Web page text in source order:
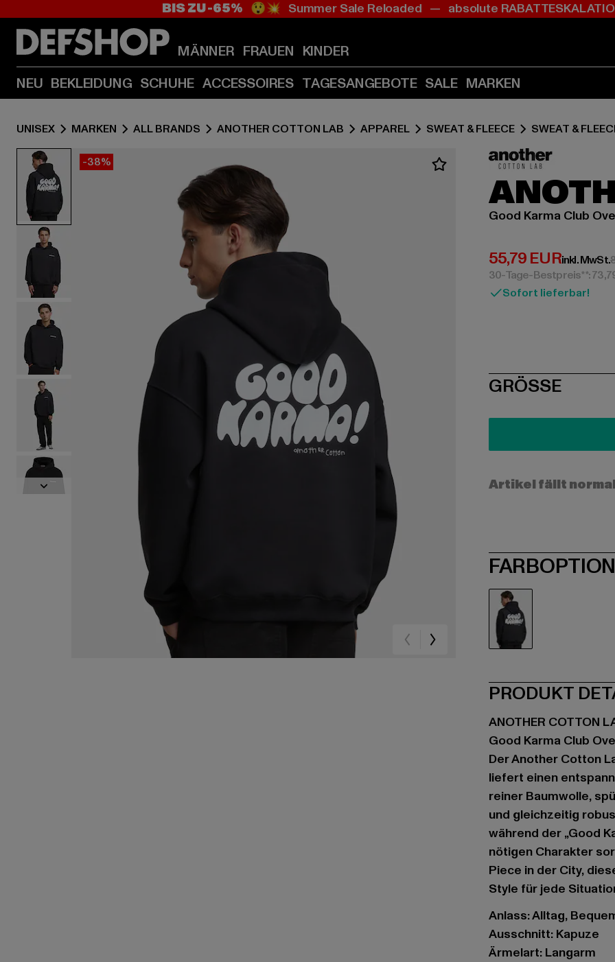
Zum
(Enter
drücken)
Zum
(Enter
drücken)
BIS ZU -65% 😲💥 Summer Sale Reloaded — absolute
MÄNNER FRAUEN KINDER
NEU BEKLEIDUNG SCHUHE ACCESSOIRES TAGESANGEBOTE SALE MARKEN
UNISEX MARKEN ALL BRANDS ANOTHER COTTON LAB APPAREL SWEAT & FLEECE SWEAT &
-38%
Good Karma Club
55,79 EUR
Derzeitiger Preis:
inkl. MwSt.
30-Tage-Bestpreis**:
Sofort lieferbar!
SIZE
GRÖSSE
Artikel fällt
PRODUKT
ANOTHER COTTON
Good Karma Club
Der Another Cotton
liefert einen
reiner Baumwolle,
und gleichzeitig
während der „Good
nötigen Charakter
Piece in der City,
Style für jede
Anlass: Alltag,
Ausschnitt: Kapuze
Ärmelart: Langarm